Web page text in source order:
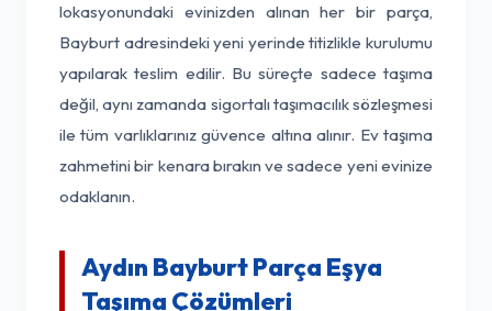
lokasyonundaki evinizden alınan her bir parça,
Bayburt adresindeki yeni yerinde titizlikle kurulumu
yapılarak teslim edilir. Bu süreçte sadece taşıma
değil, aynı zamanda sigortalı taşımacılık sözleşmesi
ile tüm varlıklarınız güvence altına alınır. Ev taşıma
zahmetini bir kenara bırakın ve sadece yeni evinize
odaklanın.
Aydın Bayburt Parça Eşya
Taşıma Çözümleri